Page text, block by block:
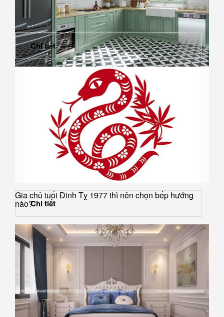
Xác định hướng tủ bếp tuổi 2001 Tân Tỵ theo phong
Chi tiết
Gia chủ tuổi Đinh Tỵ 1977 thì nên chọn bếp hướng
nào?Chi tiết